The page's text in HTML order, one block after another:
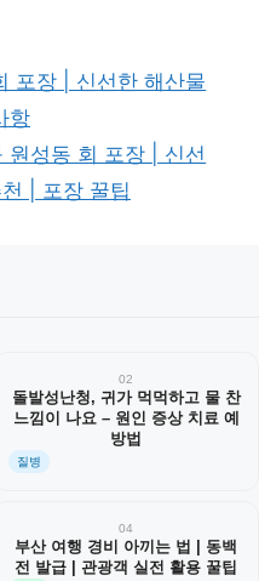
포장 | 신선한 해산물
항
원성동 회 포장 | 신선
| 포장 꿀팁
02
돌발성난청, 귀가 먹먹하고 물 찬
느낌이 나요 – 원인 증상 치료 예
방법
질병
04
부산 여행 경비 아끼는 법 | 동백
전 발급 | 관광객 실전 활용 꿀팁